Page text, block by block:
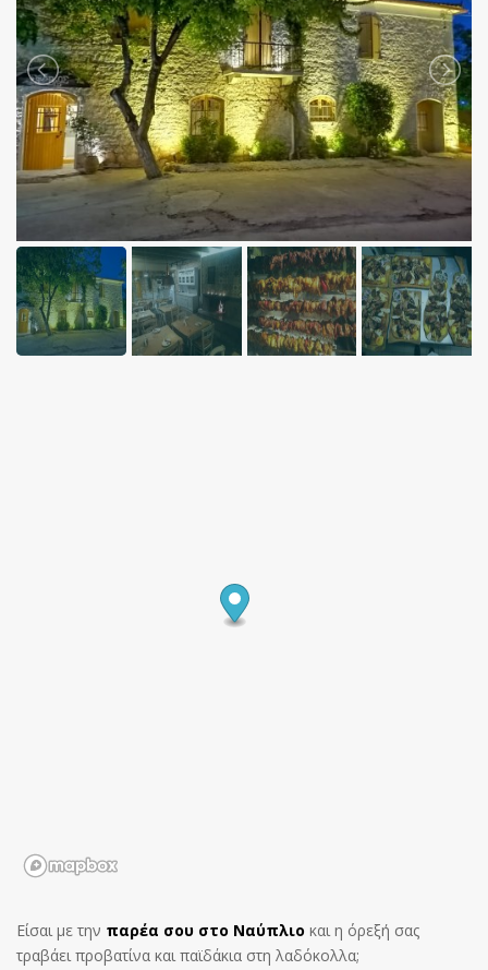
Είσαι με την παρέα σου στο Ναύπλιο και η όρεξή σας
τραβάει προβατίνα και παϊδάκια στη λαδόκολλα;